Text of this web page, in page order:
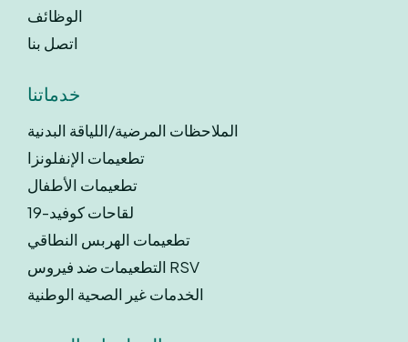
الوظائف
اتصل بنا
خدماتنا
الملاحظات المرضية/اللياقة البدنية
تطعيمات الإنفلونزا
تطعيمات الأطفال
لقاحات كوفيد-19
تطعيمات الهربس النطاقي
التطعيمات ضد فيروس RSV
الخدمات غير الصحية الوطنية